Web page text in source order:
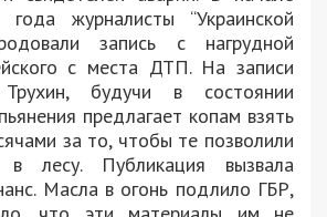
журналисты “Украинской
запись с нагрудной
с места ДТП. На записи
будучи в состоянии
предлагает копам взять
за то, чтобы те позволили
в лесу. Публикация вызвала
Масла в огонь подлило ГБР,